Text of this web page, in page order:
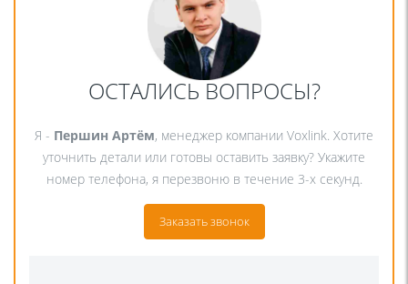
ОСТАЛИСЬ ВОПРОСЫ?
Я - Першин Артём, менеджер компании Voxlink. Хотите
уточнить детали или готовы оставить заявку? Укажите
номер телефона, я перезвоню в течение 3-х секунд.
Заказать звонок